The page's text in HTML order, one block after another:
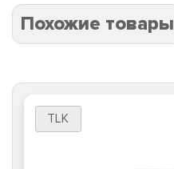
Похожие товары
TLK